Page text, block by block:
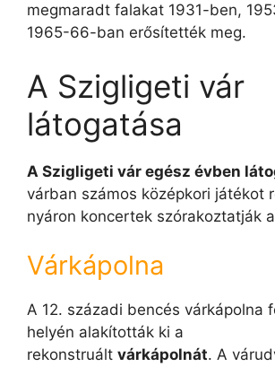
megmaradt falakat 1931-ben,
1965-66-ban erősítették meg.
A Szigligeti vár
látogatása
A Szigligeti vár egész évben
várban számos középkori játékot
nyáron koncertek szórakoztatják
Várkápolna
A 12. századi bencés várkápolna
helyén alakították ki a
rekonstruált várkápolnát. A